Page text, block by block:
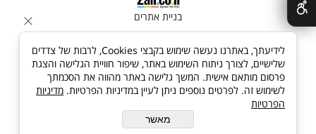
בניית אתרים
לידיעתך, באתרנו נעשה שימוש בקבצי Cookies, לרבות של צדדים
שלישיים, לצורך ניתוח השימוש באתר, שיפור חוויית הגלישה והצגת
פרסום מותאם אישית. המשך גלישה באתר מהווה את הסכמתך
לשימוש זה. לפרטים נוספים ניתן לעיין במדיניות הפרטיות. מדיניות
הפרטיות
מאשר